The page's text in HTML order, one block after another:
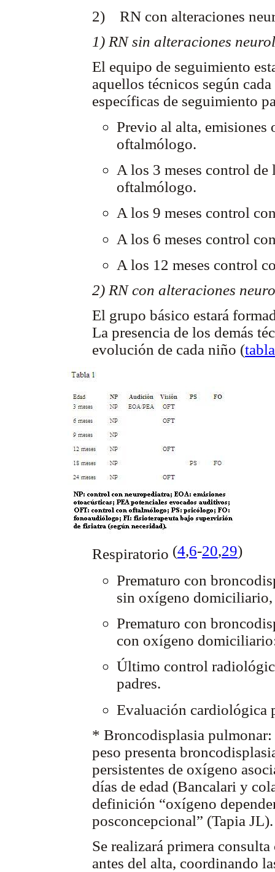
2) RN con alteraciones
1) RN sin alteraciones
El equipo de seguimiento
aquellos técnicos según
específicas de seguimiento
Previo al alta,
oftalmólogo.
A los 3 meses control
oftalmólogo.
A los 9 meses control
A los 6 meses control
A los 12 meses control
2) RN con alteraciones
El grupo básico estará
La presencia de los demás
evolución de cada niño (
Respiratorio (4,6-20,29)
Prematuro con
sin oxígeno domiciliario,
Prematuro con
con oxígeno
Último control
padres.
Evaluación cardiológica
* Broncodisplasia pulmonar:
peso presenta
persistentes de oxígeno
días de edad (Bancalari y
definición “oxígeno
posconcepcional” (Tapia JL).
Se realizará primera
antes del alta, coordinando